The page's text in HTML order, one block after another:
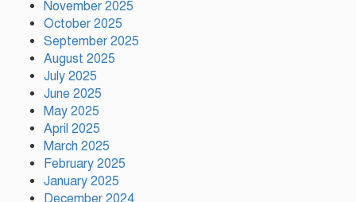
November 2025
October 2025
September 2025
August 2025
July 2025
June 2025
May 2025
April 2025
March 2025
February 2025
January 2025